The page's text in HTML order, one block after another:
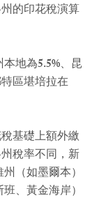
的印花稅演算
本地為5.5%、 昆
區堪培拉在
基礎上額外繳
稅率不同，新
（如墨爾本）
、 黃金海岸）